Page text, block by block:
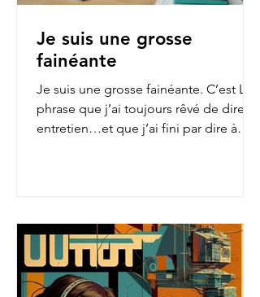
Je suis une grosse
fainéante
Je suis une grosse fainéante. C’est LA
phrase que j’ai toujours rêvé de dire en
entretien…et que j’ai fini par dire à